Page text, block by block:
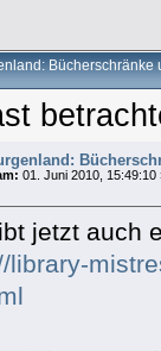
01. Juni 2010, 15:49:10
jetzt auch
library-